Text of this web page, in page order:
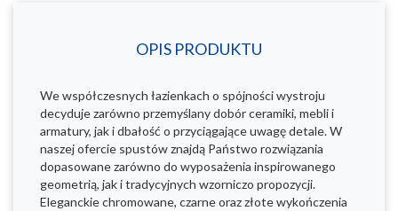
OPIS PRODUKTU
We współczesnych łazienkach o spójności wystroju
decyduje zarówno przemyślany dobór ceramiki, mebli i
armatury, jak i dbałość o przyciągające uwagę detale. W
naszej ofercie spustów znajdą Państwo rozwiązania
dopasowane zarówno do wyposażenia inspirowanego
geometrią, jak i tradycyjnych wzorniczo propozycji.
Eleganckie chromowane, czarne oraz złote wykończenia